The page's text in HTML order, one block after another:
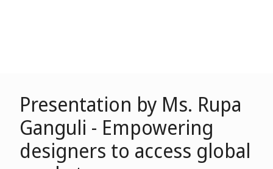
Presentation by Ms. Rupa
Ganguli - Empowering
designers to access global